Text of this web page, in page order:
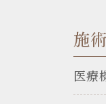
施
医療